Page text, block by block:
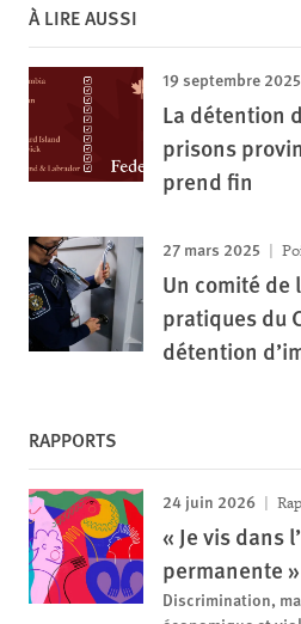
À LIRE AUSSI
19 septembre 2025
La détention
prisons
prend fin
27 mars 2025
Un comité de
pratiques du
détention
RAPPORTS
24 juin 2026
« Je vis dans
permanente »
Discrimination,